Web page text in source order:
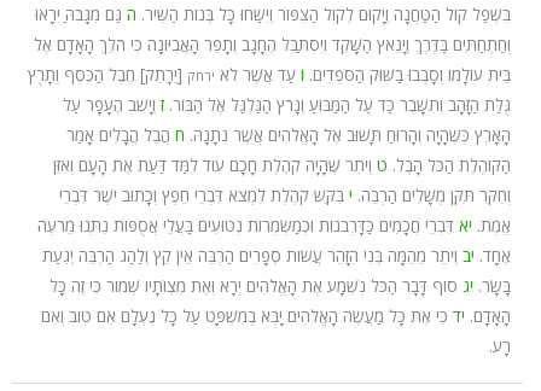
בִּשְׁפַל קוֹל הַטַּחֲנָה וְיָקוּם לְקוֹל הַצִּפּוֹר וְיִשַּׁחוּ כָּל בְּנוֹת הַשִּׁיר. ה גַּם מִגָּבֹהַּ יִרָאוּ
וְחַתְחַתִּים בַּדֶּרֶךְ וְיָנֵאץ הַשָּׁקֵד וְיִסְתַּבֵּל הֶחָגָב וְתָפֵר הָאֲבִיּוֹנָה כִּי הֹלֵךְ הָאָדָם אֶל
בֵּית עוֹלָמוֹ וְסָבְבוּ בַשּׁוּק הַסֹּפְדִים. ו עַד אֲשֶׁר לֹא ירחק [יֵרָתֵק] חֶבֶל הַכֶּסֶף וְתָרֻץ
גֻּלַּת הַזָּהָב וְתִשָּׁבֶר כַּד עַל הַמַּבּוּעַ וְנָרֹץ הַגַּלְגַּל אֶל הַבּוֹר. ז וְיָשֹׁב הֶעָפָר עַל
הָאָרֶץ כְּשֶׁהָיָה וְהָרוּחַ תָּשׁוּב אֶל הָאֱלֹהִים אֲשֶׁר נְתָנָהּ. ח הֲבֵל הֲבָלִים אָמַר
הַקּוֹהֶלֶת הַכֹּל הָבֶל. ט וְיֹתֵר שֶׁהָיָה קֹהֶלֶת חָכָם עוֹד לִמַּד דַּעַת אֶת הָעָם וְאִזֵּן
וְחִקֵּר תִּקֵּן מְשָׁלִים הַרְבֵּה. י בִּקֵּשׁ קֹהֶלֶת לִמְצֹא דִּבְרֵי חֵפֶץ וְכָתוּב יֹשֶׁר דִּבְרֵי
אֱמֶת. יא דִּבְרֵי חֲכָמִים כַּדָּרְבֹנוֹת וּכְמַשְׂמְרוֹת נְטוּעִים בַּעֲלֵי אֲסֻפּוֹת נִתְּנוּ מֵרֹעֶה
אֶחָד. יב וְיֹתֵר מֵהֵמָּה בְּנִי הִזָּהֵר עֲשׂוֹת סְפָרִים הַרְבֵּה אֵין קֵץ וְלַהַג הַרְבֵּה יְגִעַת
בָּשָׂר. יג סוֹף דָּבָר הַכֹּל נִשְׁמָע אֶת הָאֱלֹהִים יְרָא וְאֶת מִצְו‍ֹתָיו שְׁמוֹר כִּי זֶה כָּל
הָאָדָם. יד כִּי אֶת כָּל מַעֲשֶׂה הָאֱלֹהִים יָבִא בְמִשְׁפָּט עַל כָּל נֶעְלָם אִם טוֹב וְאִם
רָע.